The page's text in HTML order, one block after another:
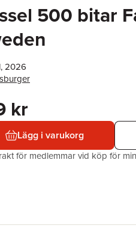
500 bitar
2026
kr
Lägg i varukorg
för medlemmar vid köp för